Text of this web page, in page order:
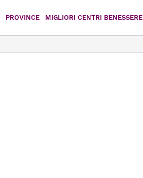
PROVINCE MIGLIORI CENTRI BENESSERE